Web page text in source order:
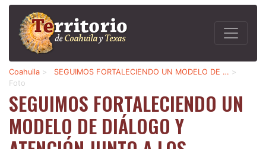
Coahuila > SEGUIMOS FORTALECIENDO UN MODELO DE … >
Foto
SEGUIMOS FORTALECIENDO UN
MODELO DE DIÁLOGO Y